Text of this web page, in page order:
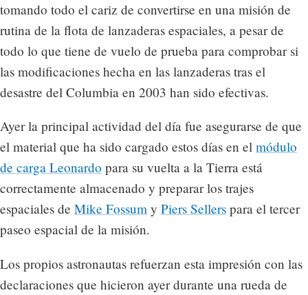
tomando todo el cariz de convertirse en una misión de
rutina de la flota de lanzaderas espaciales, a pesar de
todo lo que tiene de vuelo de prueba para comprobar si
las modificaciones hecha en las lanzaderas tras el
desastre del Columbia en 2003 han sido efectivas.
Ayer la principal actividad del día fue asegurarse de que
el material que ha sido cargado estos días en el módulo
de carga Leonardo para su vuelta a la Tierra está
correctamente almacenado y preparar los trajes
espaciales de Mike Fossum y Piers Sellers para el tercer
paseo espacial de la misión.
Los propios astronautas refuerzan esta impresión con las
declaraciones que hicieron ayer durante una rueda de